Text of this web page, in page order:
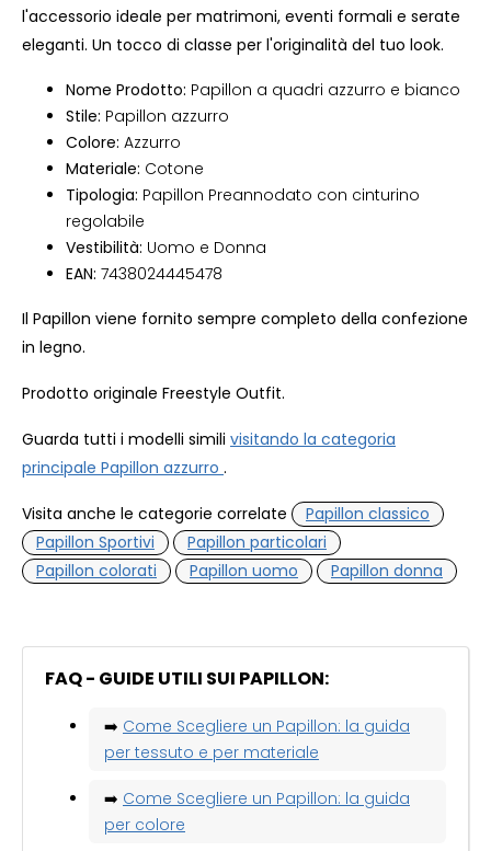
l'accessorio ideale per matrimoni, eventi formali e serate
eleganti. Un tocco di classe per l'originalità del tuo look.
Nome Prodotto: Papillon a quadri azzurro e bianco
Stile: Papillon azzurro
Colore: Azzurro
Materiale: Cotone
Tipologia: Papillon Preannodato con cinturino
regolabile
Vestibilità: Uomo e Donna
EAN: 7438024445478
Il Papillon viene fornito sempre completo della confezione
in legno.
Prodotto originale Freestyle Outfit.
Guarda tutti i modelli simili visitando la categoria
principale Papillon azzurro .
Visita anche le categorie correlate
Papillon classico
Papillon Sportivi
Papillon particolari
Papillon colorati
Papillon uomo Papillon donna
FAQ - GUIDE UTILI SUI PAPILLON:
➡️ Come Scegliere un Papillon: la guida
per tessuto e per materiale
➡️ Come Scegliere un Papillon: la guida
per colore